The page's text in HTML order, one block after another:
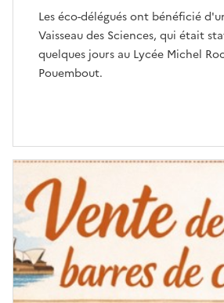
Les éco-délégués ont bénéficié
Vaisseau des Sciences, qui était
quelques jours au Lycée Michel
Pouembout.